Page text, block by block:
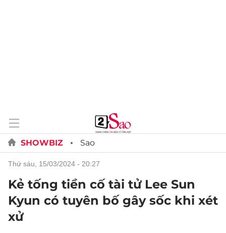
SHOWBIZ Sao
thứ sáu, 15/03/2024 - 20:27
Kẻ tống tiền cố tài tử Lee Sun
Kyun có tuyên bố gây sốc khi xét
xử